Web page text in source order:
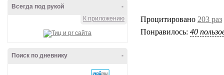
Процитировано 203 раз
Понравилось: 40